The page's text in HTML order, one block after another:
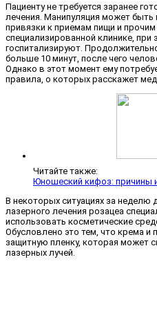
Пациенту не требуется заранее
лечения. Манипуляция может
привязки к приемам пищи и
специализированной клинике, при
госпитализируют.
больше 10 минут, после чего
Однако в этот момент ему
правила, о которых расскажет
Читайте также:
Юношеский кифоз: причины
В некоторых ситуациях за неделю
лазерного лечения розацеа
использовать косметические
Обусловлено это тем, что крема и
защитную пленку, которая может
лазерных лучей.